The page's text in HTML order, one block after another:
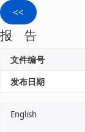
报 告
文件编号
发布日期
English